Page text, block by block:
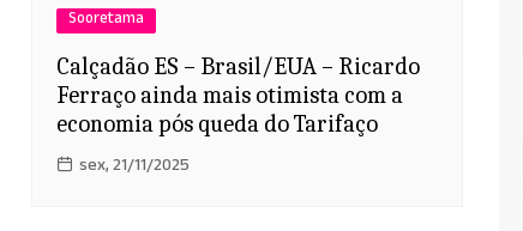
Sooretama
Calçadão ES – Brasil/EUA – Ricardo
Ferraço ainda mais otimista com a
economia pós queda do Tarifaço
sex, 21/11/2025